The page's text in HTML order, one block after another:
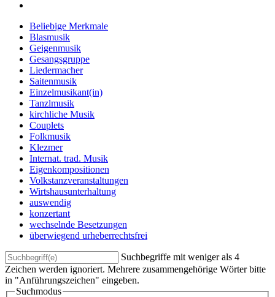
Beliebige Merkmale
Blasmusik
Geigenmusik
Gesangsgruppe
Liedermacher
Saitenmusik
Einzelmusikant(in)
Tanzlmusik
kirchliche Musik
Couplets
Folkmusik
Klezmer
Internat. trad. Musik
Eigenkompositionen
Volkstanzveranstaltungen
Wirtshausunterhaltung
auswendig
konzertant
wechselnde Besetzungen
überwiegend urheberrechtsfrei
Suchbegriffe mit weniger als 4
Zeichen werden ignoriert. Mehrere zusammengehörige Wörter bitte
in "Anführungszeichen" eingeben.
Suchmodus